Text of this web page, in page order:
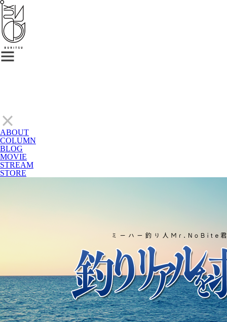
ABOUT
COLUMN
BLOG
MOVIE
STREAM
STORE